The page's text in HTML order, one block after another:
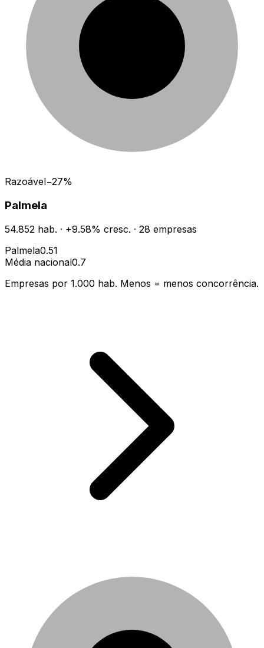
Razoável−27%
Palmela
54.852 hab. · +9.58% cresc. · 28 empresas
Palmela0.51
Média nacional0.7
Empresas por 1.000 hab. Menos = menos concorrência.